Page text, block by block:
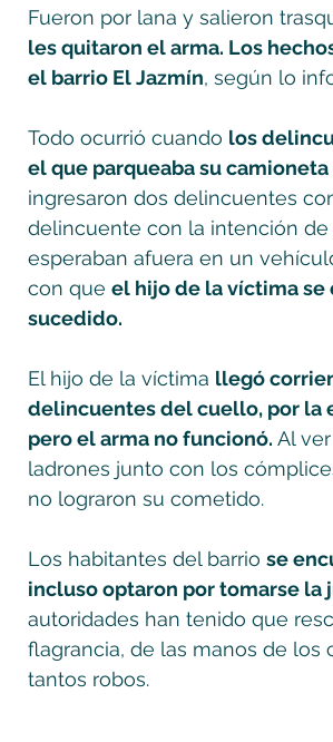
Fueron por lana y salieron
les quitaron el arma. Los
el barrio El Jazmín, según lo
Todo ocurrió cuando los
el que parqueaba su
ingresaron dos delincuentes
delincuente con la intención
esperaban afuera en un
con que el hijo de la víctima se
sucedido.
El hijo de la víctima llegó
delincuentes del cuello, por la
pero el arma no funcionó. Al
ladrones junto con los
no lograron su cometido.
Los habitantes del barrio se
incluso optaron por tomarse la
autoridades han tenido que
flagrancia, de las manos de los
tantos robos.